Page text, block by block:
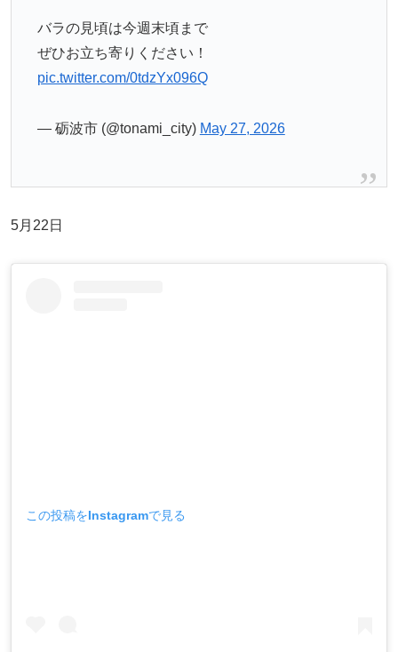
バラの見頃は今週末頃まで
ぜひお立ち寄りください！
pic.twitter.com/0tdzYx096Q
— 砺波市 (@tonami_city) May 27, 2026
5月22日
この投稿をInstagramで見る